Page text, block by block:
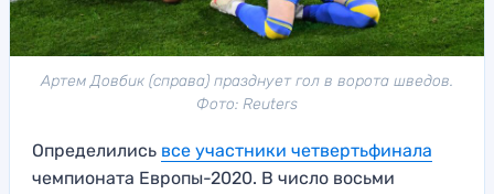
Артем Довбик (справа) празднует гол в ворота шведов.
Фото: Reuters
Определились все участники четвертьфинала
чемпионата Европы-2020. В число восьми